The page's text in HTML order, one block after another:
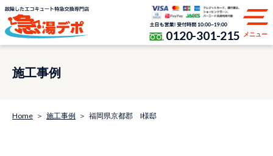
0120-301-215 メニュー
施工事例
Home 施工事例 福岡県京都郡 I様邸